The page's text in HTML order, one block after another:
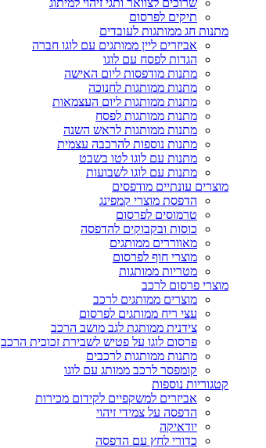
שרוכים לצוואר ותגי זיהוי למיתוג
תיקים לפרסום
מתנות חג ממותגות לעובדים
אביזרים ליין ממותגים עם לוגו חברה
הגדות לפסח עם לוגו
מתנות מודפסות ליום האישה
מתנות ממותגות לחנוכה
מתנות ממותגות ליום העצמאות
מתנות ממותגות לפסח
מתנות ממותגות לראש השנה
מתנות נוספות להרכבה עצמית
מתנות עם לוגו לטו בשבט
מתנות עם לוגו לשבועות
מוצרים עונתיים מודפסים
הדפסת מוצרי קמפינג
טרמוסים לפרסום
כוסות ובקבוקים להדפסה
מאווררים ממותגים
מוצרי חוף לפרסום
מטריות ממותגות
מוצרי פרסום לרכב
מוצרים ממותגים לרכב
עצי ריח ממותגים לפרסום
צידנית ממותגת לגב מושב הרכב
פרסום לוגו על פטיש לשבירת זכוכית הרכב
מתנות ממותגות לרכבים
קומפסר לרכב ממותג עם לוגו
קטגוריות נוספות
אביזרים למשקפיים לקידום מכירות
הדפסה על צמידי זיהוי
יודאיקה
כדורי לחץ עם הדפסה